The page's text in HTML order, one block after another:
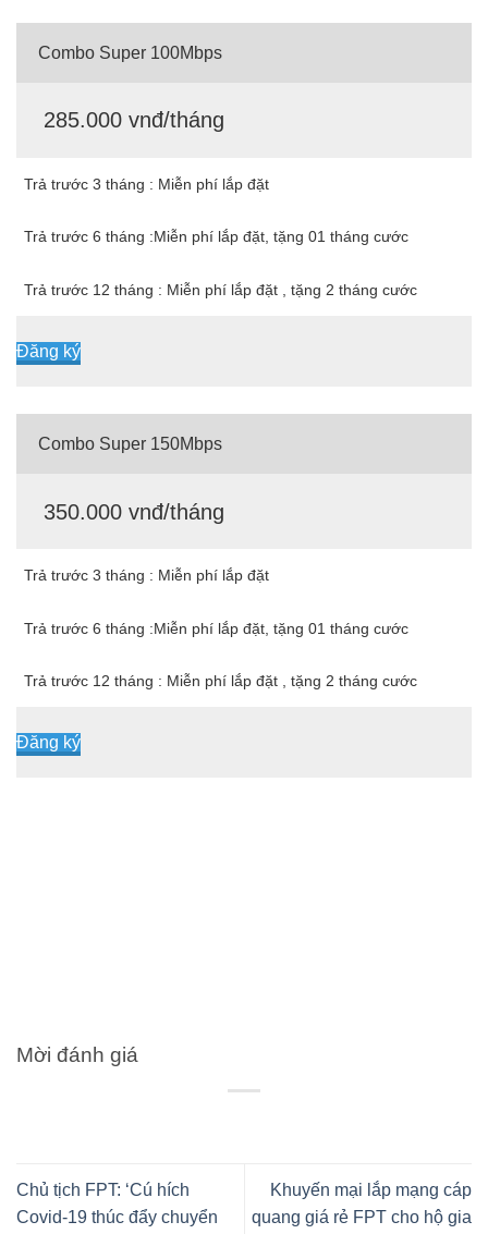
Combo Super 100Mbps
285.000 vnđ/tháng
Trả trước 3 tháng : Miễn phí lắp đặt
Trả trước 6 tháng :Miễn phí lắp đặt, tặng 01 tháng cước
Trả trước 12 tháng : Miễn phí lắp đặt , tặng 2 tháng cước
Đăng ký
Combo Super 150Mbps
350.000 vnđ/tháng
Trả trước 3 tháng : Miễn phí lắp đặt
Trả trước 6 tháng :Miễn phí lắp đặt, tặng 01 tháng cước
Trả trước 12 tháng : Miễn phí lắp đặt , tặng 2 tháng cước
Đăng ký
Mời đánh giá
Chủ tịch FPT: ‘Cú hích
Covid-19 thúc đẩy chuyển
Khuyến mại lắp mạng cáp
quang giá rẻ FPT cho hộ gia